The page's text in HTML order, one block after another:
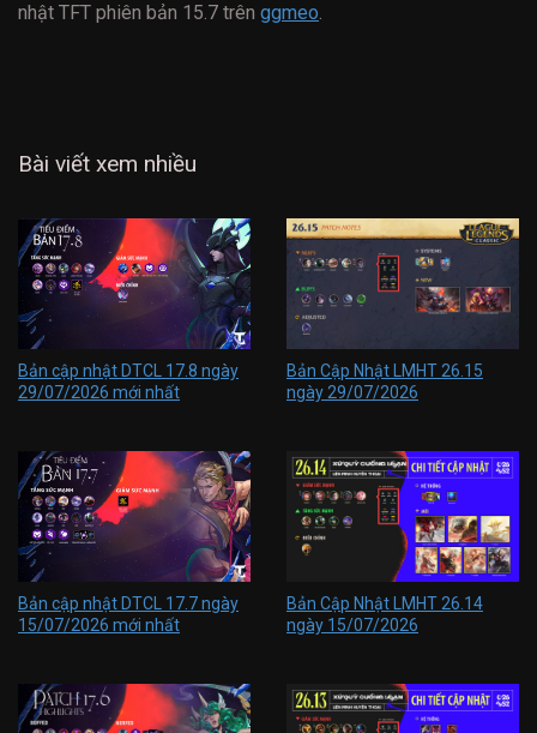
nhật TFT phiên bản 15.7 trên ggmeo.
Bài viết xem nhiều
Bản cập nhật DTCL 17.8 ngày
29/07/2026 mới nhất
Bản Cập Nhật LMHT 26.15
ngày 29/07/2026
Bản cập nhật DTCL 17.7 ngày
15/07/2026 mới nhất
Bản Cập Nhật LMHT 26.14
ngày 15/07/2026